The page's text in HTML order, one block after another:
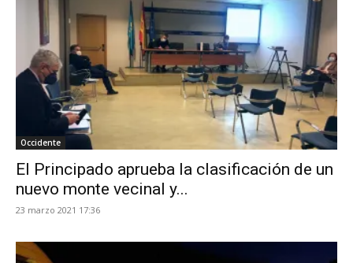
Occidente
El Principado aprueba la clasificación de un
nuevo monte vecinal y...
23 marzo 2021 17:36